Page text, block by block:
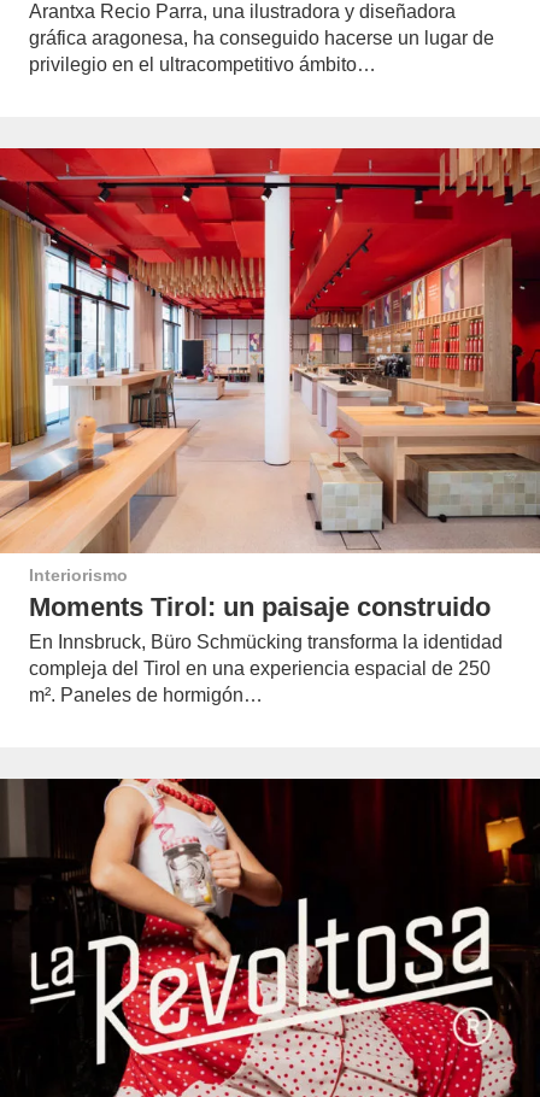
Arantxa Recio Parra, una ilustradora y diseñadora
gráfica aragonesa, ha conseguido hacerse un lugar de
privilegio en el ultracompetitivo ámbito…
Interiorismo
Moments Tirol: un paisaje construido
En Innsbruck, Büro Schmücking transforma la identidad
compleja del Tirol en una experiencia espacial de 250
m². Paneles de hormigón…